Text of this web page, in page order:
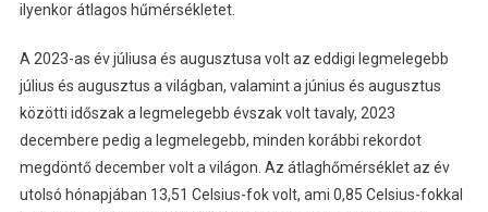
ilyenkor átlagos hűmérsékletet.
A 2023-as év júliusa és augusztusa volt az eddigi legmelegebb
július és augusztus a világban, valamint a június és augusztus
közötti időszak a legmelegebb évszak volt tavaly, 2023
decembere pedig a legmelegebb, minden korábbi rekordot
megdöntő december volt a világon. Az átlaghőmérséklet az év
utolsó hónapjában 13,51 Celsius-fok volt, ami 0,85 Celsius-fokkal